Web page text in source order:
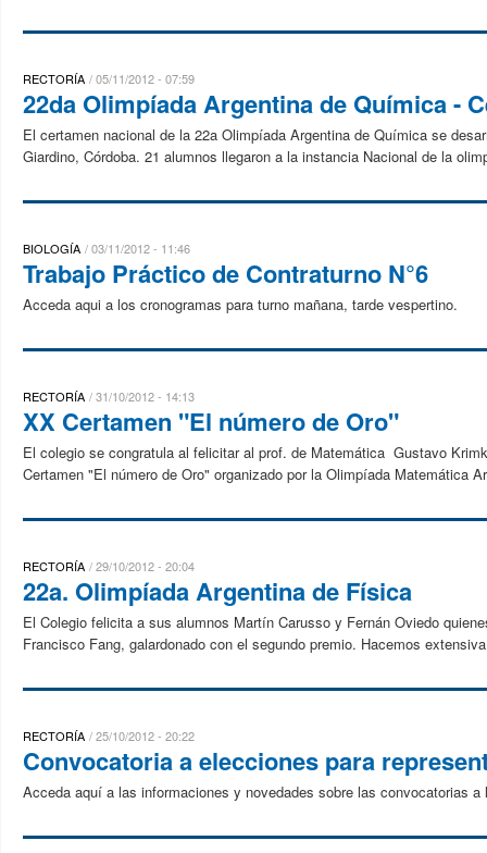
RECTORÍA 05/11/2012 - 07:59
22da Olimpíada Argentina de Química -
El certamen nacional de la 22a Olimpíada Argentina de Química se
Giardino, Córdoba. 21 alumnos llegaron a la instancia Nacional de la
BIOLOGÍA 03/11/2012 - 11:46
Trabajo Práctico de Contraturno N°6
Acceda aqui a los cronogramas para turno mañana, tarde vespertino.
RECTORÍA 31/10/2012 - 14:13
XX Certamen "El número de Oro"
El colegio se congratula al felicitar al prof. de Matemática Gustavo
Certamen "El número de Oro" organizado por la Olimpíada Matemática
RECTORÍA 29/10/2012 - 20:04
22a. Olimpíada Argentina de Física
El Colegio felicita a sus alumnos Martín Carusso y Fernán Oviedo
Francisco Fang, galardonado con el segundo premio. Hacemos
RECTORÍA 25/10/2012 - 20:22
Convocatoria a elecciones para
Acceda aquí a las informaciones y novedades sobre las convocatorias